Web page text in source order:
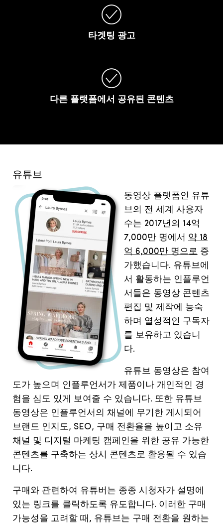
타겟팅 광고
다른 플랫폼에서 공유된 콘텐츠
유튜브
동영상 플랫폼인 유튜
브의 전 세계
사용자
수는 2017년의 14억
7,000만 명에서 약 18
억 6,000만 명으로 증
가했습니다. 유튜브에
서 활동하는 인플루언
서들은 동영상 콘텐츠
편집 및 제작에
능숙
하며 열성적인 구독자
를 보유하고 있습니
다.
유튜브 동영상은 참여
도가 높으며 인플루언서가 제품이나 개인적인 경
험을 심도 있게 보여줄 수 있습니다. 또한 유튜브
동영상은 인플루언서의 채널에 무기한 게시되어
브랜드 인지도, SEO, 구매 전환율을 높이고 소유
채널 및 디지털 마케팅 캠페인을 위한 공유 가능한
콘텐츠를 구축하는 상시 콘텐츠로 활용될 수 있습
니다.
구매와 관련하여 유튜버는 종종 시청자가 설명에
있는 링크를 클릭하도록 유도합니다. 이러한 구매
가능성을 고려할 때 , 유튜브는 구매 전환을 원하는